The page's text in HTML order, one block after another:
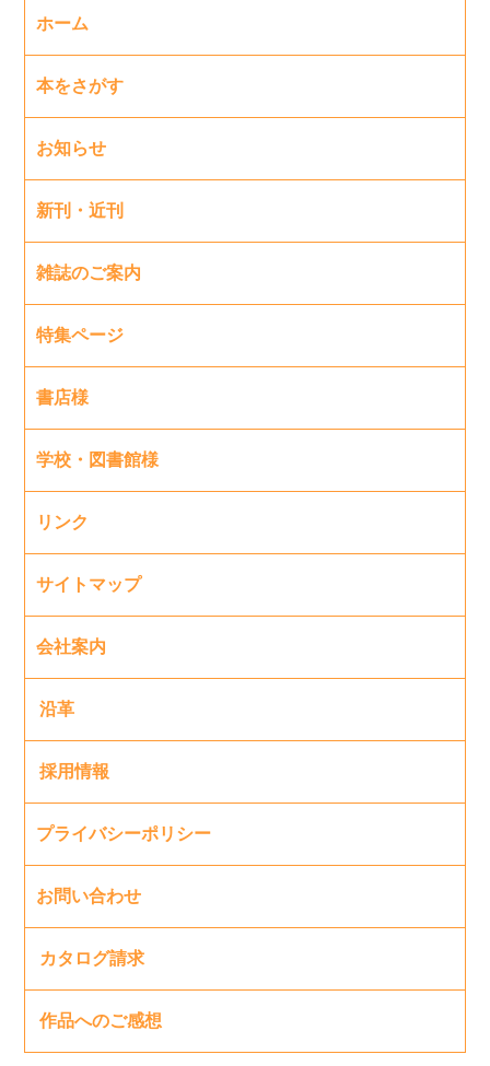
ホーム
本をさがす
お知らせ
新刊・近刊
雑誌のご案内
特集ページ
書店様
学校・図書館様
リンク
サイトマップ
会社案内
沿革
採用情報
プライバシーポリシー
お問い合わせ
カタログ請求
作品へのご感想